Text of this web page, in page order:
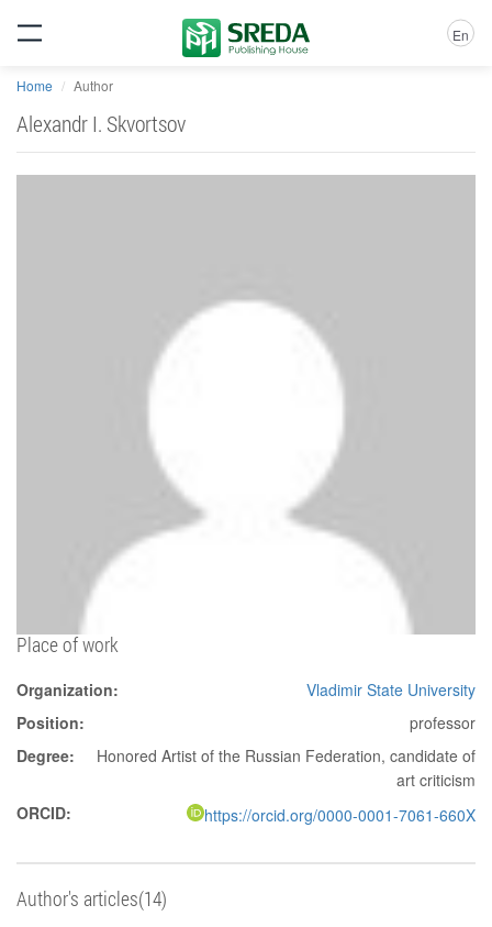
En
Home Author
Alexandr I. Skvortsov
Place of work
Organization:
Vladimir State University
Position:
professor
Degree:
Honored Artist of the Russian Federation, candidate of
art criticism
ORCID:
https://orcid.org/0000-0001-7061-660X
Author's articles(14)